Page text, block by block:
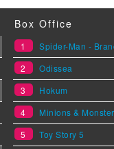
Box Office
1
Spider-Man -
2
Odissea
3
Hokum
4
Minions &
5
Toy Story 5